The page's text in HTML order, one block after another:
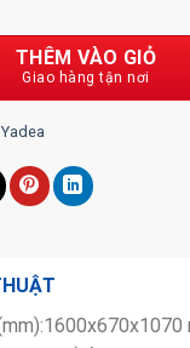
THÊM VÀO GIỎ
Yadea